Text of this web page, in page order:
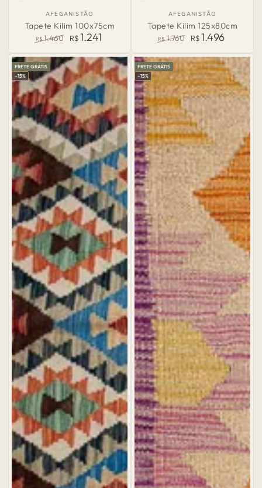
País
de
Origem:
AFEGANISTÃO
Tapete Kilim 100x75cm
normal
R$ 1.460
de
venda
R$1.241
País
de
Origem:
AFEGANISTÃO
Tapete Kilim 125x80cm
normal
R$ 1.760
de
venda
R$ 1.496
FRETE GRÁTIS
–15%
FRETE GRÁTIS
–15%